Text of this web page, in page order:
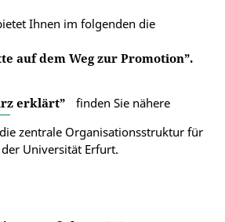
Ihnen im folgenden die
auf dem Weg zur Promotion”.
erklärt”
finden Sie nähere
zentrale Organisationsstruktur für
Universität Erfurt.